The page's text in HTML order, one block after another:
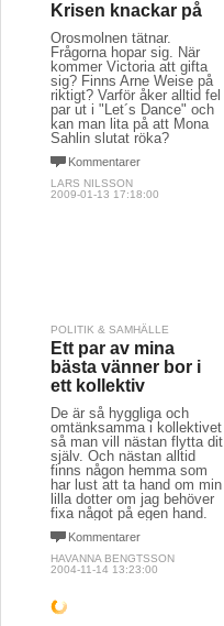
Krisen knackar på
Orosmolnen tätnar.
Frågorna hopar sig. När
kommer Victoria att gifta
sig? Finns Arne Weise på
riktigt? Varför åker alltid fel
par ut i "Let´s Dance" och
kan man lita på att Mona
Sahlin slutat röka?
Kommentarer
LARS NILSSON
2009-01-13 17:18:00
POLITIK & SAMHÄLLE
Ett par av mina
bästa vänner bor i
ett kollektiv
De är så hyggliga och
omtänksamma i kollektivet
så man vill nästan flytta dit
själv. Och nästan alltid
finns någon hemma som
har lust att ta hand om min
lilla dotter om jag behöver
fixa något på egen hand.
Kommentarer
HAVANNA BENGTSSON
2004-11-14 13:23:00
LITTERATUR & POESI
A wish upon a star